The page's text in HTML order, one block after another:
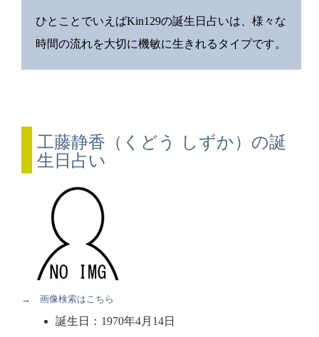
ひとことでいえばKin129の誕生日占いは、様々な
時間の流れを大切に機敏に生きれるタイプです。
工藤静香（くどう しずか）の誕
生日占い
→ 画像検索はこちら
誕生日：1970年4月14日